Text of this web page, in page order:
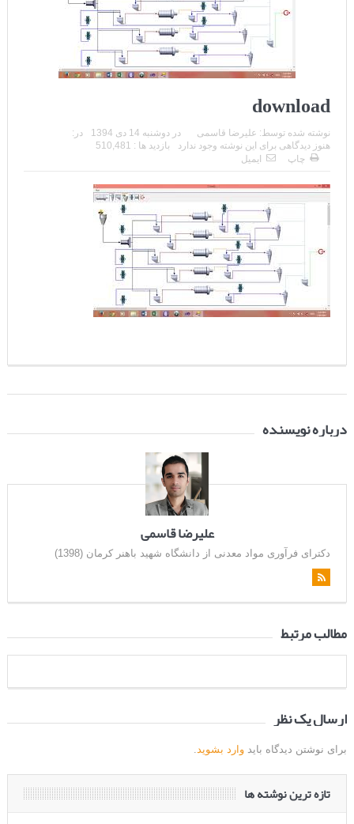
download
نوشته شده توسط: علیرضا قاسمی در دوشنبه 14 دی 1394
در:
هنوز دیدگاهی برای این نوشته وجود ندارد
بازدید ها : 510,481
چاپ
ایمیل
درباره نویسنده
علیرضا قاسمی
دکترای فرآوری مواد معدنی از دانشگاه شهید باهنر کرمان (1398)
مطالب مرتبط
ارسال یک نظر
برای نوشتن دیدگاه باید وارد بشوید.
تازه ترین نوشته ها